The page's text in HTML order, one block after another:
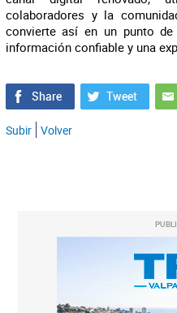
colaboradores y la
convierte así en un punto
información confiable y una
Subir Volver